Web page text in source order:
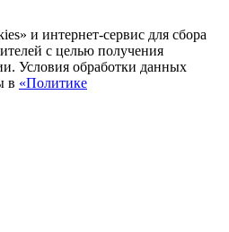
и интернет-сервис для сбора
с целью получения
Условия обработки данных
в «Политике